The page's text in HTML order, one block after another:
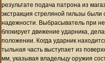
результате подача патрона из
экстракция стреляной гильзы
надежности. Выбрасыватель при
блокирует движение ударника,
положении. Когда ударник
тыльная часть выступает из
мм, указывая владельцу оружия